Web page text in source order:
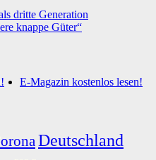
dritte Generation
knappe Güter“
E-Magazin kostenlos lesen!
Deutschland